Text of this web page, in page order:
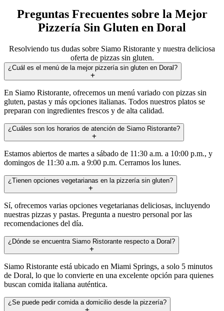
Preguntas Frecuentes sobre la Mejor
Pizzería Sin Gluten en Doral
Resolviendo tus dudas sobre Siamo Ristorante y nuestra deliciosa
oferta de pizzas sin gluten.
¿Cuál es el menú de la mejor pizzería sin gluten en Doral?
En Siamo Ristorante, ofrecemos un menú variado con pizzas sin
gluten, pastas y más opciones italianas. Todos nuestros platos se
preparan con ingredientes frescos y de alta calidad.
¿Cuáles son los horarios de atención de Siamo Ristorante?
Estamos abiertos de martes a sábado de 11:30 a.m. a 10:00 p.m., y
domingos de 11:30 a.m. a 9:00 p.m. Cerramos los lunes.
¿Tienen opciones vegetarianas en la pizzería sin gluten?
Sí, ofrecemos varias opciones vegetarianas deliciosas, incluyendo
nuestras pizzas y pastas. Pregunta a nuestro personal por las
recomendaciones del día.
¿Dónde se encuentra Siamo Ristorante respecto a Doral?
Siamo Ristorante está ubicado en Miami Springs, a solo 5 minutos
de Doral, lo que lo convierte en una excelente opción para quienes
buscan comida italiana auténtica.
¿Se puede pedir comida a domicilio desde la pizzería?